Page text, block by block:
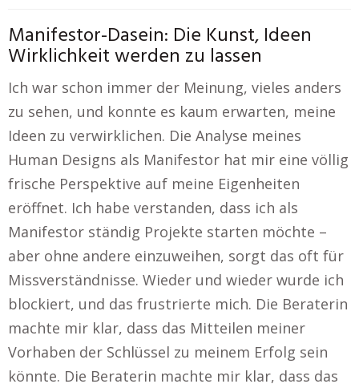
Manifestor-Dasein: Die Kunst, Ideen
Wirklichkeit werden zu lassen
Ich war schon immer der Meinung, vieles anders
zu sehen, und konnte es kaum erwarten, meine
Ideen zu verwirklichen. Die Analyse meines
Human Designs als Manifestor hat mir eine völlig
frische Perspektive auf meine Eigenheiten
eröffnet. Ich habe verstanden, dass ich als
Manifestor ständig Projekte starten möchte –
aber ohne andere einzuweihen, sorgt das oft für
Missverständnisse. Wieder und wieder wurde ich
blockiert, und das frustrierte mich. Die Beraterin
machte mir klar, dass das Mitteilen meiner
Vorhaben der Schlüssel zu meinem Erfolg sein
könnte. Die Beraterin machte mir klar, dass das